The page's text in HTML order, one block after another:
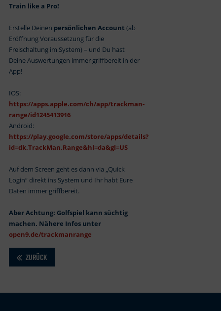
Train like a Pro!
Erstelle Deinen persönlichen Account (ab
Eröffnung Voraussetzung für die
Freischaltung im System) – und Du hast
Deine Auswertungen immer griffbereit in der
App!
IOS:
https://apps.apple.com/ch/app/trackman-
range/id1245413916
Android:
https://play.google.com/store/apps/details?
id=dk.TrackMan.Range&hl=da&gl=US
Auf dem Screen geht es dann via „Quick
Login“ direkt ins System und Ihr habt Eure
Daten immer griffbereit.
Aber Achtung: Golfspiel kann süchtig
machen. Nähere Infos unter
open9.de/trackmanrange
ZURÜCK